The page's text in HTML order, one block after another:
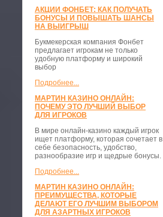
АКЦИИ ФОНБЕТ: КАК ПОЛУЧАТЬ
БОНУСЫ И ПОВЫШАТЬ ШАНСЫ
НА ВЫИГРЫШ
Букмекерская компания Фонбет
предлагает игрокам не только
удобную платформу и широкий
выбор
Подробнее...
МАРТИН КАЗИНО ОНЛАЙН:
ПОЧЕМУ ЭТО ЛУЧШИЙ ВЫБОР
ДЛЯ ИГРОКОВ
В мире онлайн-казино каждый игрок
ищет платформу, которая сочетает в
себе безопасность, удобство,
разнообразие игр и щедрые бонусы.
Подробнее...
МАРТИН КАЗИНО ОНЛАЙН:
ПРЕИМУЩЕСТВА, КОТОРЫЕ
ДЕЛАЮТ ЕГО ЛУЧШИМ ВЫБОРОМ
ДЛЯ АЗАРТНЫХ ИГРОКОВ